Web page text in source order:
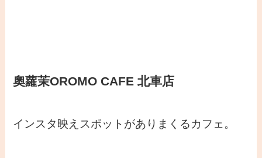
奧蘿茉OROMO CAFE 北車店
インスタ映えスポットがありまくるカフェ。